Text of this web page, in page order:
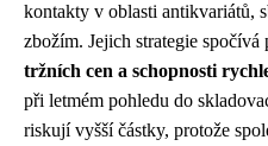
kontakty v oblasti antikvariátů,
zbožím. Jejich strategie spočívá
tržních cen a schopnosti
při letmém pohledu do
riskují vyšší částky, protože